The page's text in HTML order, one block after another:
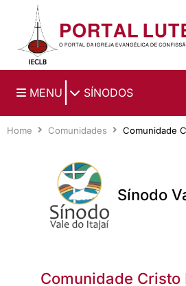
Ir para o conteúdo principal
MENU SÍNODOS
Home Comunidades Comunidade
Sínodo
Comunidade Cristo